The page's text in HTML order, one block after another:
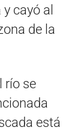
cayó al
de la
río se
está